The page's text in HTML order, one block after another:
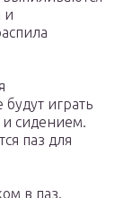
и
играть
сидением.
паз для
в паз.